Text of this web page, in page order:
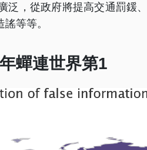
泛，從政府將提高交通罰鍰
謠等等。
蟬連世界第1